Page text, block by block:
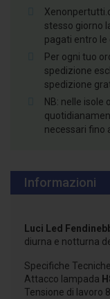
stesso giorno
pagati entro le
Per ogni tuo
spedizione
spedizione
NB: nelle isole
necessari fino
Informazioni
Luci Led
diurna e notturna
Specifiche Tecniche
Attacco lampada
Tensione di lavoro